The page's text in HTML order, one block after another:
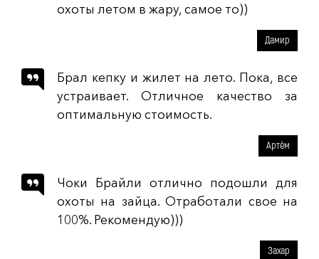
охоты летом в жару, самое то))
Дамир
Брал кепку и жилет на лето. Пока, все
устраивает. Отличное качество за
оптимальную стоимость.
Артём
Чоки Брайли отлично подошли для
охоты на зайца. Отработали свое на
100%. Рекомендую)))
Захар